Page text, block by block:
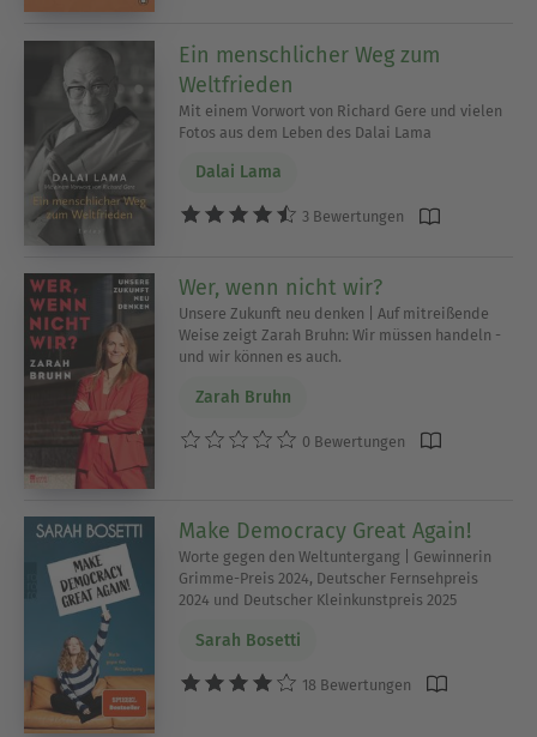
Ein menschlicher Weg zum
Weltfrieden
Mit einem Vorwort von Richard Gere und vielen
Fotos aus dem Leben des Dalai Lama
Dalai Lama
3 Bewertungen
Wer, wenn nicht wir?
Unsere Zukunft neu denken | Auf mitreißende
Weise zeigt Zarah Bruhn: Wir müssen handeln -
und wir können es auch.
Zarah Bruhn
0 Bewertungen
Make Democracy Great Again!
Worte gegen den Weltuntergang | Gewinnerin
Grimme-Preis 2024, Deutscher Fernsehpreis
2024 und Deutscher Kleinkunstpreis 2025
Sarah Bosetti
18 Bewertungen